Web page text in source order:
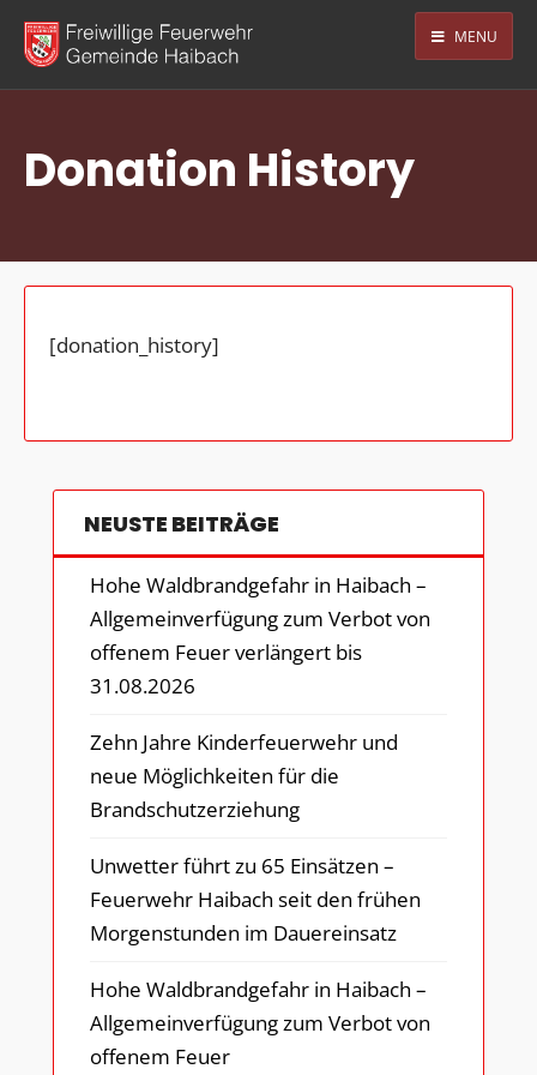
MENU
Donation History
[donation_history]
NEUSTE BEITRÄGE
Hohe Waldbrandgefahr in Haibach –
Allgemeinverfügung zum Verbot von
offenem Feuer verlängert bis
31.08.2026
Zehn Jahre Kinderfeuerwehr und
neue Möglichkeiten für die
Brandschutzerziehung
Unwetter führt zu 65 Einsätzen –
Feuerwehr Haibach seit den frühen
Morgenstunden im Dauereinsatz
Hohe Waldbrandgefahr in Haibach –
Allgemeinverfügung zum Verbot von
offenem Feuer